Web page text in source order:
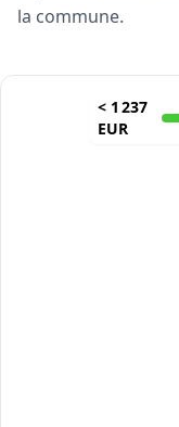
la commune.
< 1 237
EUR